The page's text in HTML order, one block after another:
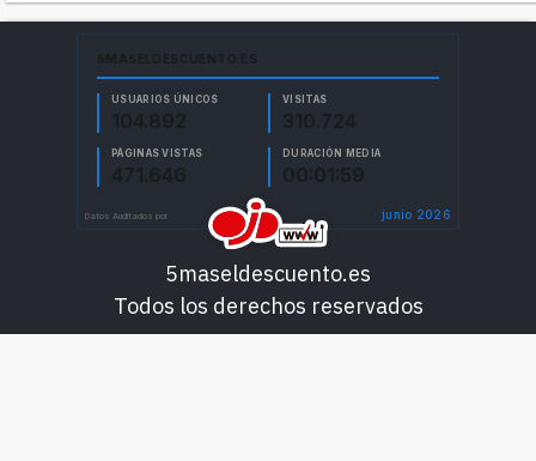
5maseldescuento.es
Todos los derechos reservados